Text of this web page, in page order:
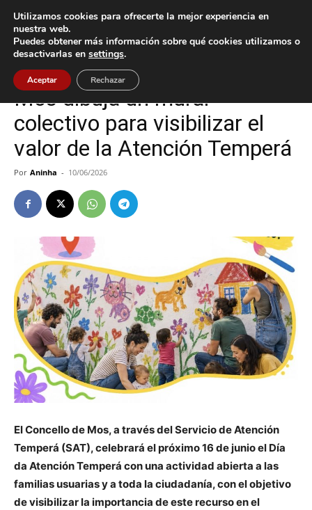
Inicio Cultura / Ocio
Cultura / Ocio Mos
Mos dibuja un mural
colectivo para visibilizar el
valor de la Atención Temperá
Por Aninha - 10/06/2026
El Concello de Mos, a través del Servicio de Atención
Temperá (SAT), celebrará el próximo 16 de junio el Día
da Atención Temperá con una actividad abierta a las
familias usuarias y a toda la ciudadanía, con el objetivo
de visibilizar la importancia de este recurso en el
Utilizamos cookies para ofrecerte la mejor experiencia en
nuestra web.
Puedes obtener más información sobre qué cookies utilizamos o
desactivarlas en settings.
Aceptar Rechazar